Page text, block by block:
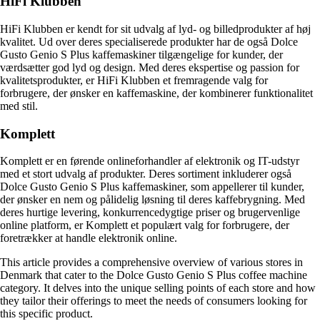
HiFi Klubben er kendt for sit udvalg af lyd- og billedprodukter af høj
kvalitet. Ud over deres specialiserede produkter har de også Dolce
Gusto Genio S Plus kaffemaskiner tilgængelige for kunder, der
værdsætter god lyd og design. Med deres ekspertise og passion for
kvalitetsprodukter, er HiFi Klubben et fremragende valg for
forbrugere, der ønsker en kaffemaskine, der kombinerer funktionalitet
med stil.
Komplett
Komplett er en førende onlineforhandler af elektronik og IT-udstyr
med et stort udvalg af produkter. Deres sortiment inkluderer også
Dolce Gusto Genio S Plus kaffemaskiner, som appellerer til kunder,
der ønsker en nem og pålidelig løsning til deres kaffebrygning. Med
deres hurtige levering, konkurrencedygtige priser og brugervenlige
online platform, er Komplett et populært valg for forbrugere, der
foretrækker at handle elektronik online.
This article provides a comprehensive overview of various stores in
Denmark that cater to the Dolce Gusto Genio S Plus coffee machine
category. It delves into the unique selling points of each store and how
they tailor their offerings to meet the needs of consumers looking for
this specific product.